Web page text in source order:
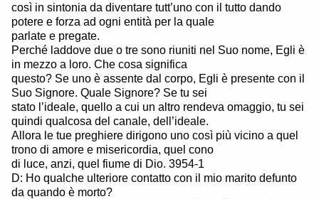
così in sintonia da diventare tutt’uno con il tutto dando
potere e forza ad ogni entità per la quale
parlate e pregate.
Perché laddove due o tre sono riuniti nel Suo nome, Egli è
in mezzo a loro. Che cosa significa
questo? Se uno è assente dal corpo, Egli è presente con il
Suo Signore. Quale Signore? Se tu sei
stato l’ideale, quello a cui un altro rendeva omaggio, tu sei
quindi qualcosa del canale, dell’ideale.
Allora le tue preghiere dirigono uno così più vicino a quel
trono di amore e misericordia, quel cono
di luce, anzi, quel fiume di Dio. 3954-1
D: Ho qualche ulteriore contatto con il mio marito defunto
da quando è morto?